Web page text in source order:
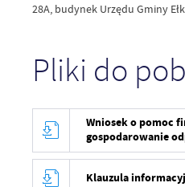
28A, budynek Urzędu Gminy
Pliki do
Wniosek o pomoc
gospodarowanie
Klauzula